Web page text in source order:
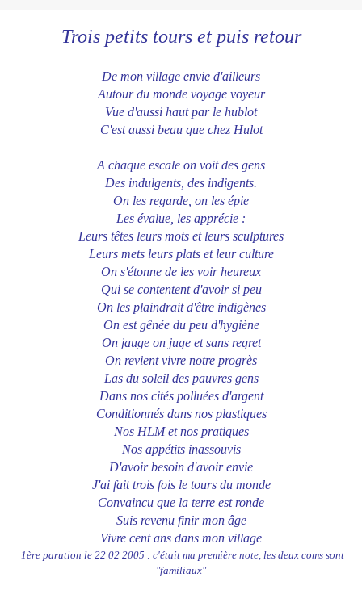
Trois petits tours et puis retour
De mon village envie d'ailleurs
Autour du monde voyage voyeur
Vue d'aussi haut par le hublot
C'est aussi beau que chez Hulot
A chaque escale on voit des gens
Des indulgents, des indigents.
On les regarde, on les épie
Les évalue, les apprécie :
Leurs têtes leurs mots et leurs sculptures
Leurs mets leurs plats et leur culture
On s'étonne de les voir heureux
Qui se contentent d'avoir si peu
On les plaindrait d'être indigènes
On est gênée du peu d'hygiène
On jauge on juge et sans regret
On revient vivre notre progrès
Las du soleil des pauvres gens
Dans nos cités polluées d'argent
Conditionnés dans nos plastiques
Nos HLM et nos pratiques
Nos appétits inassouvis
D'avoir besoin d'avoir envie
J'ai fait trois fois le tours du monde
Convaincu que la terre est ronde
Suis revenu finir mon âge
Vivre cent ans dans mon village
1ère parution le 22 02 2005 : c'était ma première note, les deux coms sont
"familiaux"